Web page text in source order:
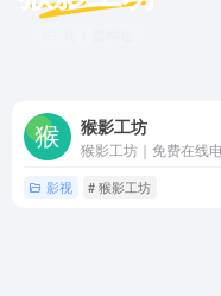
猴影工坊
影视 # 猴影工坊